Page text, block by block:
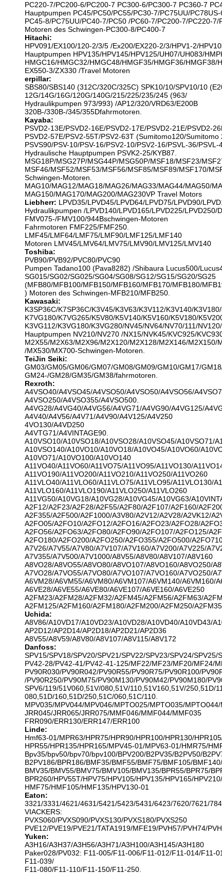
PC220-7/PC200-6/PC200-7 PC300-6/PC300-7 PC360-7
Hauptpumpen PC45/PC50/PC55/PC30-7/PC75UU/
PC45-8/PC75UU/PC40-7/PC50 /PC60-7/PC200-7/PC220-7/
Motoren des Schwingen-PC300-8/PC400-7
Hitachi:
HPV091/EX100/120-2/3/5 /Ex200/EX220-2/3/HPV1-2/
Hauptpumpen HPV135/HPV145/HPV125/UH07/UH083/
HMGC16/HMGC32/HMGC48/HMGF35/HMGF36/HMGF38/
EX550-3/ZX330 /Travel Motoren
erpillar:
SBS80/SBS140 (312C/320C/325C) SPK10/10/SPV10/10
12G/14G/16G/120G/140G/215/225/235/245 (963/
Hydraulikpumpen 973/993) /AP12/320/VRD63/E200B
320B-/330B-/345/355Dfahrmotoren.
Kayaba:
PSVD2-13E/PSVD2-16E/PSVD2-17E/PSVD2-21E/PSVD2-
PSVD2-57E/PSV2-55T/PSV2-63T (Sumitomo120/Sumitomo
PSVS90/PSV-10/PSV-16/PSV2-10/PSV2-16/PSVL-36/PSVL-
Hydraulische Hauptpumpen PSVK2-25/KYB87.
MSG18P/MSG27P/MSG44P/MSG50P/MSF18/MSF23/
MSF46/MSF52/MSF53/MSF56/MSF85/MSF89/MSF170/
Schwingen-Motoren.
MAG10/MAG12/MAG18/MAG26/MAG33/MAG44/MAG50/
MAG150/MAG170/MAG200/MAG230VP Travel Motors
Liebherr: LPVD35/LPVD45/LPVD64/LPVD75/LPVD90/
Hydraulikpumpen /LPVD140/LPVD165/LPVD225/LPVD250/
FMV075-/FMV100/944Bschwingen-Motoren
Fahrmotoren FMF225/FMF250.
LMF45/LMF64/LMF75/LMF90/LMF125/LMF140
Motoren LMV45/LMV64/LMV75/LMV90/LMV125/LMV140
Toshiba:
PVB90/PVB92/PVC80/PVC90
Pumpen Tadano100 (Pava8282) /Shibaura Lucus500/
SG015/SG02/SG025/SG04/SG08/SG12/SG15/SG20/SG25
(MFB80/MFB100/MFB150/MFB160/MFB170/MFB180/
) Motoren des Schwingen-MFB210/MFB250.
Kawasaki:
K3SP36C/K7SP36C/K3V45/K3V63/K3V112/K3V140/
K7VG180/K7VG265/K5V80/K5V140/K5V160/K5V180/
K3VG112/K3VG180/K3VG280/NV45/NV64/NV70/111/
Hauptpumpen NV210/NV270 /NX15/NVK45/KVC925/
M2X55/M2X63/M2X96/M2X120/M2X128/M2X146/
/MX530/MX700-Schwingen-Motoren.
TeiJin Seiki:
GM03/GM05/GM06/GM07/GM08/GM09/GM10/GM17/
GM24-/GM28/GM35/GM38/fahrmotoren.
Rexroth:
A4VSO40/A4VSO45/A4VSO50/A4VSO50/A4VSO56/
A4VSO250/A4VSO355/A4VSO500.
A4VG28/A4VG40/A4VG56/A4VG71/A4VG90/A4VG125/
A4V40/A4V56/A4V71/A4V90/A4V125/A4V250
4VO130/A4VD250
A4VTG71/A4VINTAGE90.
A10VSO10/A10VSO18/A10VSO28/A10VSO45/A10VSO71/
A10VSO140/A10VO10/A10VO18/A10VO45/A10VO60/
A10VO71/A10VO100/A10VO140
A11VO40/A11VO60/A11VO75/A11VO95/A11VO130/
A11VO190/A11VO200/A11VO210/A11VO250/A11VO260
A11VLO40/A11VLO60/A11VLO75/A11VLO95/A11VLO130/
A11VLO160/A11VLO190/A11VLO250/A11VLO260
A11VG50/A10VG18/A10VG28/A10VG45/A10VG63/
A2F12/A2F23/A2F28/A2F55/A2F80/A2F107/A2F160/
A2F355/A2F500/A2F1000/A3V80/A2V12/A2V28/A2VK12/
A2FO05/A2FO10/A2FO12/A2FO16/A2FO23/A2FO28/
A2FO56/A2FO63/A2FO80/A2FO90/A2FO107/A2FO125/
A2FO180/A2FO200/A2FO250/A2FO355/A2FO500/
A7V26/A7V55/A7V80/A7V107/A7V160/A7V200/A7V225/
A7V355/A7V500/A7V1000/A8V55/A8V80/A8V107/A8V160
A8VO28/A8VO55/A8VO80/A8VO107/A8VO160/A8VO250/
A7VO28/A7VO55/A7VO80/A7VO107/A7VO160/A7VO250/
A6VM28/A6VM55/A6VM80/A6VM107/A6VM140/A6VM160/
A6VE28/A6VE55/A6VE80/A6VE107/A6VE160/A6VE250
A2FM23/A2FM28/A2FM32/A2FM45/A2FM56/A2FM63/
A2FM125/A2FM160/A2FM180/A2FM200/A2FM250/
Uchida:
A8V86/A10VD17/A10VD23/A10VD28/A10VD40/A10VD43/
AP2D12/AP2D14/AP2D18/AP2D21/AP2D36
A8V55/A8V59/A8V80/A8V107/A8V115/A8V172
Danfoss:
SPV15/SPV18/SPV20/SPV21/SPV22/SPV23/SPV24/SPV25/
PV42-28/PV42-41/PV42-41-125/MF22/MF23/MF20/MF24/
PV90R030/PV90R042/PV90R55/PV90R75/PV90R100/
/PV90R250/PV90M75/PV90M130/PV90M42/PV90M180/
SPV6/119/51V060,51V/080,51V/110,51V160,51V/250,51D/
080,51D/160,51D/250,51C/060,51C/110.
MPV035/MPV044/MPV046/MPTO025/MPTO035/
JRR045/JRR065/JRR075/MMF046/MMF044/MMF035
FRR090/ERR130/ERR147/ERR100
Linde:
Hmf63-01/MPR63/HPR75/HPR90/HPR100/HPR130/
HPR55/HPR135/HPR165/MPV45-01/MPV63-01/HMR75/
Bpv35/bpv50/bpv70/bpv100/BPV200/B2PV35/B2PV50/
B2PV186/BPR186/BMF35/BMF55/BMF75/BMF105/
BMV35/BMV55/BMV75/BMV105/BMV135/BPR55/BPR75/
BPR260/HPV55T/HPV75/HPV105/HPV135/HPV165/
HMF75/HMF105/HMF135/HPV130-01
Eaton:
3321/3331/4621/4631/5421/5423/5431/6423/7620/7621/
VIACKERS:
PVXS060/PVXS090/PVXS130/PVXS180/PVXS250
PVE12/PVE19/PVE21/TATA1919/MFE19/PVH57/PVH74/
Yuken:
A3H16/A3H37/A3H56/A3H71/A3H100/A3H145/A3H180
Paker028/PV032: F11-005/F11-006/F11-012/F11-014/F11-
F11-039/
F11-080/F11-110/F11-150/F11-250.